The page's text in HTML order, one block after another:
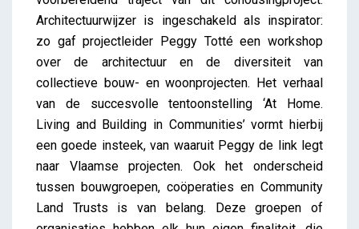
Architectuurwijzer is ingeschakeld als inspirator:
zo gaf projectleider Peggy Totté een workshop
over de architectuur en de diversiteit van
collectieve bouw- en woonprojecten. Het verhaal
van de succesvolle tentoonstelling ‘At Home.
Living and Building in Communities’ vormt hierbij
een goede insteek, van waaruit Peggy de link legt
naar Vlaamse projecten. Ook het onderscheid
tussen bouwgroepen, coöperaties en Community
Land Trusts is van belang. Deze groepen of